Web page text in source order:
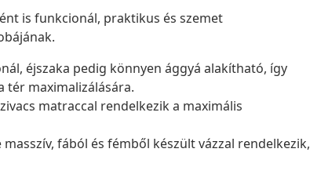
is funkcionál, praktikus és szemet
éjszaka pedig könnyen ággyá alakítható, így
tér maximalizálására.
matraccal rendelkezik a maximális
fából és fémből készült vázzal rendelkezik,